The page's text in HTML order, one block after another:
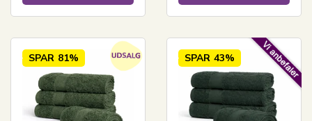
SPAR 81% SPAR 43%